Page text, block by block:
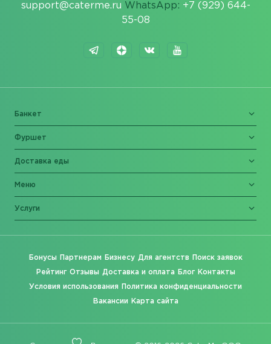
support@caterme.ru WhatsApp: +7 (929) 644-
55-08
Банкет
Фуршет
Доставка еды
Меню
Услуги
Бонусы Партнерам Бизнесу Для агентств Поиск заявок
Рейтинг Отзывы Доставка и оплата Блог Контакты
Условия использования Политика конфиденциальности
Вакансии Карта сайта